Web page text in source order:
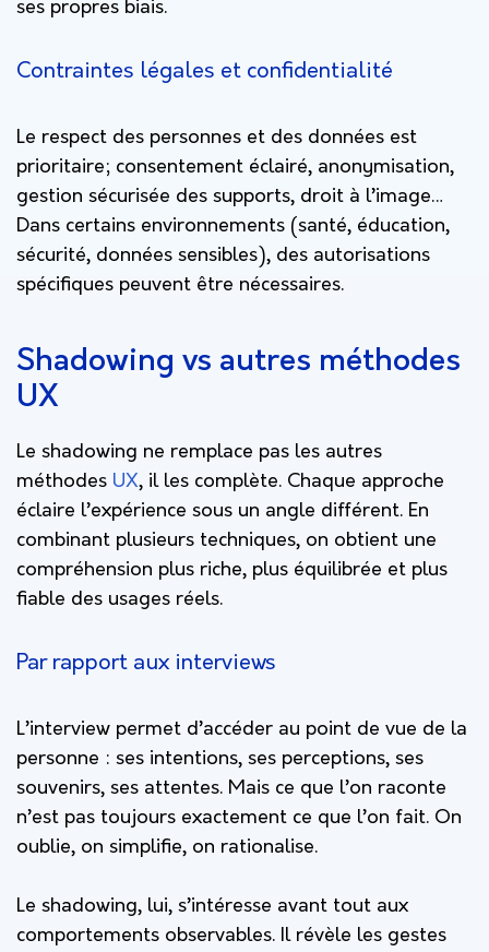
ses propres biais.
Contraintes légales et confidentialité
Le respect des personnes et des données est
prioritaire; consentement éclairé, anonymisation,
gestion sécurisée des supports, droit à l’image…
Dans certains environnements (santé, éducation,
sécurité, données sensibles), des autorisations
spécifiques peuvent être nécessaires.
Shadowing vs autres méthodes
UX
Le shadowing ne remplace pas les autres
méthodes UX, il les complète. Chaque approche
éclaire l’expérience sous un angle différent. En
combinant plusieurs techniques, on obtient une
compréhension plus riche, plus équilibrée et plus
fiable des usages réels.
Par rapport aux interviews
L’interview permet d’accéder au point de vue de la
personne : ses intentions, ses perceptions, ses
souvenirs, ses attentes. Mais ce que l’on raconte
n’est pas toujours exactement ce que l’on fait. On
oublie, on simplifie, on rationalise.
Le shadowing, lui, s’intéresse avant tout aux
comportements observables. Il révèle les gestes